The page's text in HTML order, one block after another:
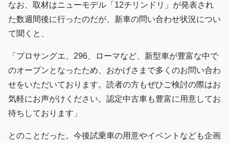
なお、取材はニューモデル「12チリンドリ」が発表され
た数週間後に行ったのだが、新車の問い合わせ状況につい
て聞くと、
「プロサングエ、296、ローマなど、新型車が豊富な中で
のオープンとなったため、おかげさまで多くのお問い合わ
せをいただいております。読者の方もぜひご検討の際はお
気軽にお声がけください。認定中古車も豊富に用意してお
待ちしております」
とのことだった。今後試乗車の用意やイベントなども企画